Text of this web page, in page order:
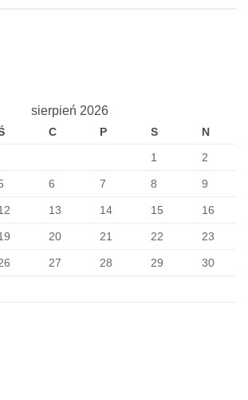
sierpień 2026
C P S
N
1
2
6 7 8 9
13 14 15 16
20 21 22 23
27 28 29 30